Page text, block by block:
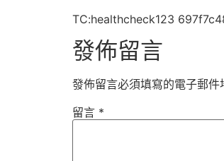
TC:healthcheck123
發佈留言
發佈留言必須填寫的電子郵件
留言 *